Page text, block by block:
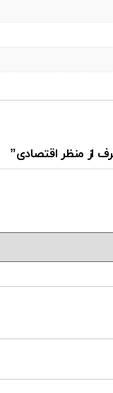
از منظر اقتصادی”